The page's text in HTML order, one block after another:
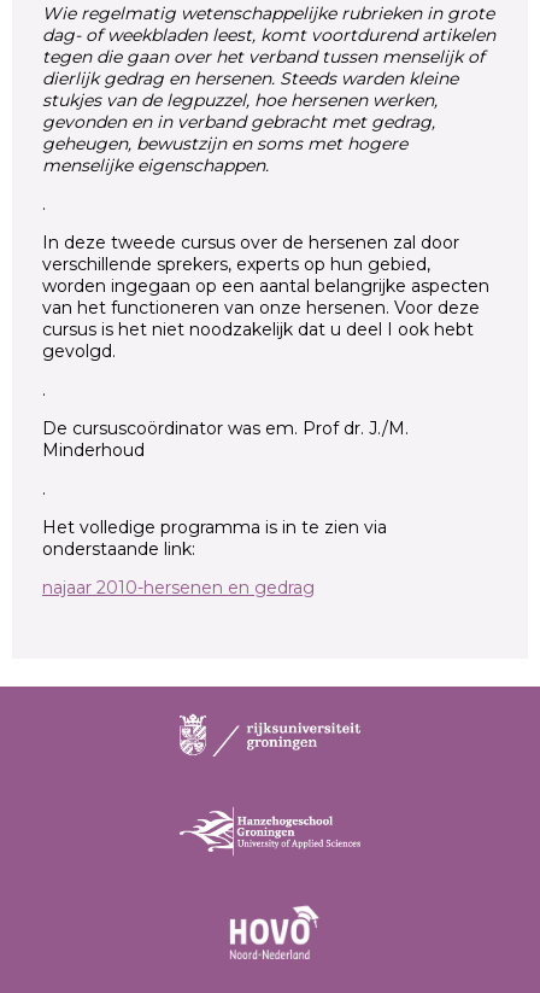
Wie regelmatig wetenschappelijke rubrieken in grote
dag- of weekbladen leest, komt voortdurend artikelen
tegen die gaan over het verband tussen menselijk of
dierlijk gedrag en hersenen. Steeds warden kleine
stukjes van de legpuzzel, hoe hersenen werken,
gevonden en in verband gebracht met gedrag,
geheugen, bewustzijn en soms met hogere
menselijke eigenschappen.
.
In deze tweede cursus over de hersenen zal door
verschillende sprekers, experts op hun gebied,
worden ingegaan op een aantal belangrijke aspecten
van het functioneren van onze hersenen. Voor deze
cursus is het niet noodzakelijk dat u deel I ook hebt
gevolgd.
.
De cursuscoördinator was em. Prof dr. J./M.
Minderhoud
.
Het volledige programma is in te zien via
onderstaande link:
najaar 2010-hersenen en gedrag